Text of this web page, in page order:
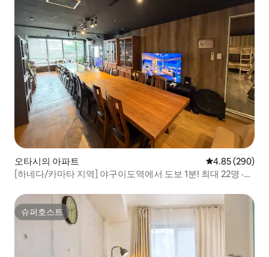
오타시의 아파트 평점 4.85점(5
4.85 (290)
[하네다/카마타 지역] 야구이도역에서 도보 1분! 최대 22명 ·
슈퍼호스트
슈퍼호스트